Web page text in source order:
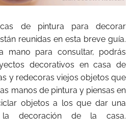
de pintura para decorar
reunidas en esta breve guía.
mano para consultar, podrás
decorativos en casa de
y redecoras viejos objetos que
manos de pintura y piensas en
objetos a los que dar una
decoración de la casa.